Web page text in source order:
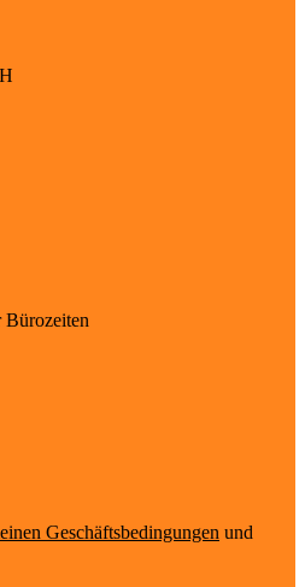
Bürozeiten
Geschäftsbedingungen und